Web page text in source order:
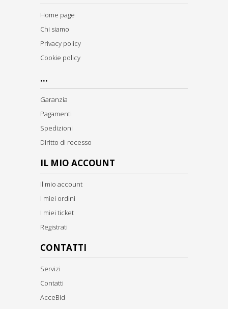
Home page
Chi siamo
Privacy policy
Cookie policy
...
Garanzia
Pagamenti
Spedizioni
Diritto di recesso
IL MIO ACCOUNT
Il mio account
I miei ordini
I miei ticket
Registrati
CONTATTI
Servizi
Contatti
AcceBid